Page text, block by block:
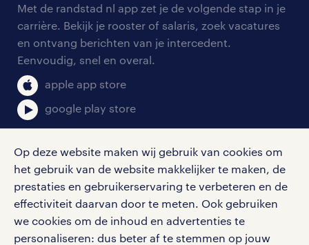
Op deze website maken wij gebruik van cookies om
het gebruik van de website makkelijker te maken, de
prestaties en gebruikerservaring te verbeteren en de
effectiviteit daarvan door te meten. Ook gebruiken
we cookies om de inhoud en advertenties te
personaliseren: dus beter af te stemmen op jouw
personeel gezocht
aanmelden nieuwsbrief
blogs en artikelen
salarischecker
bruto-netto calculator
onze vestigingen
pers
klachten en misstanden
Met de randstad nl app zet je de volgende stap in je
carrière. Bekijk je rooster of salaris, zoek vacatures
en ontvang berichten van je intercedent.
Eenvoudig, snel en overal.
apple app store
google play store
social media
Volg ons voor de leukste content omtrent
vacatures, solliciteren en inspiratie.